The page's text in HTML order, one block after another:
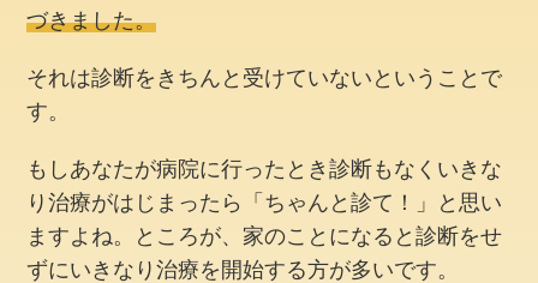
づきました。
それは診断をきちんと受けていないということで
す。
もしあなたが病院に行ったとき診断もなくいきな
り治療がはじまったら「ちゃんと診て！」と思い
ますよね。ところが、家のことになると診断をせ
ずにいきなり治療を開始する方が多いです。